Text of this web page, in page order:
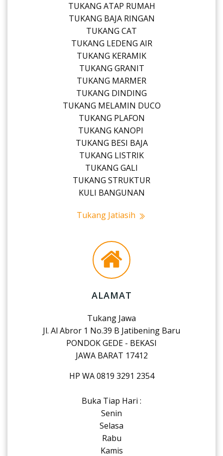
TUKANG ATAP RUMAH
TUKANG BAJA RINGAN
TUKANG CAT
TUKANG LEDENG AIR
TUKANG KERAMIK
TUKANG GRANIT
TUKANG MARMER
TUKANG DINDING
TUKANG MELAMIN DUCO
TUKANG PLAFON
TUKANG KANOPI
TUKANG BESI BAJA
TUKANG LISTRIK
TUKANG GALI
TUKANG STRUKTUR
KULI BANGUNAN
Tukang Jatiasih
ALAMAT
Tukang Jawa
Jl. Al Abror 1 No.39 B Jatibening Baru
PONDOK GEDE - BEKASI
JAWA BARAT 17412
HP WA 0819 3291 2354
Buka Tiap Hari :
Senin
Selasa
Rabu
Kamis